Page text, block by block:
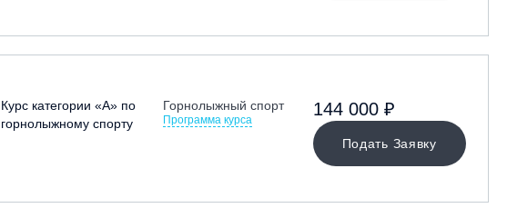
Курс категории «А» по
горнолыжному спорту
Горнолыжный спорт
Программа курса
Подать Заявку
144 000 ₽